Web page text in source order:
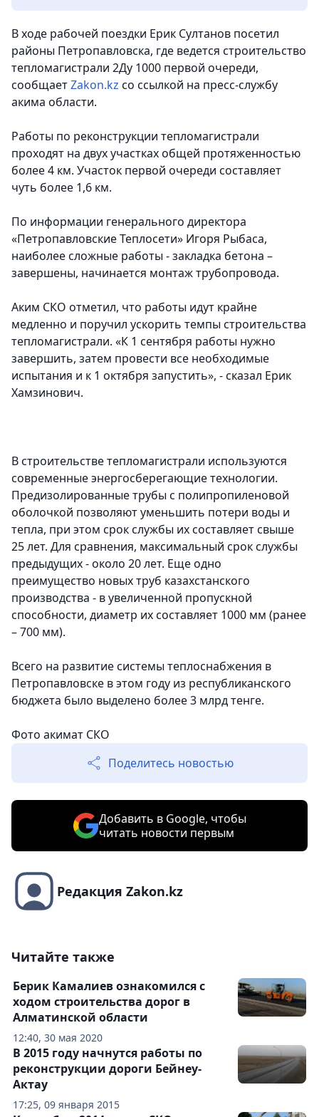
В ходе рабочей поездки Ерик Султанов посетил
районы Петропавловска, где ведется строительство
тепломагистрали 2Ду 1000 первой очереди,
сообщаетZakon.kz со ссылкой на пресс-службу
акима области.
Работы по реконструкции тепломагистрали
проходят на двух участках общей протяженностью
более 4 км. Участок первой очереди составляет
чуть более 1,6 км.
По информации генерального директора
«Петропавловские Теплосети» Игоря Рыбаса,
наиболее сложные работы - закладка бетона –
завершены, начинается монтаж трубопровода.
Аким СКО отметил, что работы идут крайне
медленно и поручил ускорить темпы строительства
тепломагистрали. «К 1 сентября работы нужно
завершить, затем провести все необходимые
испытания и к 1 октября запустить», - сказал Ерик
Хамзинович.
В строительстве тепломагистрали используются
современные энергосберегающие технологии.
Предизолированные трубы с полипропиленовой
оболочкой позволяют уменьшить потери воды и
тепла, при этом срок службы их составляет свыше
25 лет. Для сравнения, максимальный срок службы
предыдущих - около 20 лет. Еще одно
преимущество новых труб казахстанского
производства - в увеличенной пропускной
способности, диаметр их составляет 1000 мм (ранее
– 700 мм).
Всего на развитие системы теплоснабжения в
Петропавловске в этом году из республиканского
бюджета было выделено более 3 млрд тенге.
Фото акимат СКО
Поделитесь новостью
Добавить в Google, чтобы
читать новости первым
Редакция Zakon.kz
Читайте также
12:40, 30 мая 2020
Берик Камалиев ознакомился с
ходом строительства дорог в
Алматинской области
17:25, 09 января 2015
В 2015 году начнутся работы по
реконструкции дороги Бейнеу-
Актау